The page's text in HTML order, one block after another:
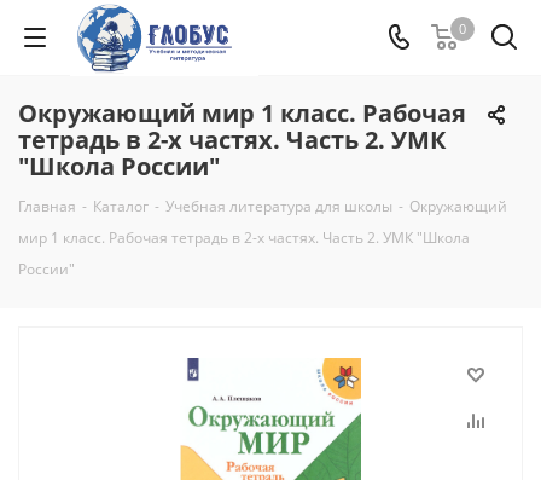
0
Окружающий мир 1 класс. Рабочая
тетрадь в 2-х частях. Часть 2. УМК
"Школа России"
Главная - Каталог - Учебная литература для школы - Окружающий
мир 1 класс. Рабочая тетрадь в 2-х частях. Часть 2. УМК "Школа
России"